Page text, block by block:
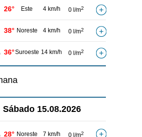
26° Este 4 km/h 0 l/m2
38° Noreste 4 km/h 0 l/m2
36°Suroeste 14 km/h 0 l/m2
Sábado 15.08.2026
28° Noreste 7 km/h 0 l/m2